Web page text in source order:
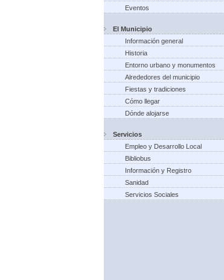
Eventos
El Municipio
Información general
Historia
Entorno urbano y monumentos
Alrededores del municipio
Fiestas y tradiciones
Cómo llegar
Dónde alojarse
Servicios
Empleo y Desarrollo Local
Bibliobus
Información y Registro
Sanidad
Servicios Sociales